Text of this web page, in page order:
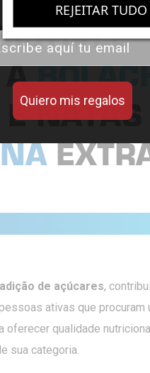
de açúcares,
ativas que
oferecer qualidade
sua categoria.
REJEITAR TUDO
Quiero mis regalos